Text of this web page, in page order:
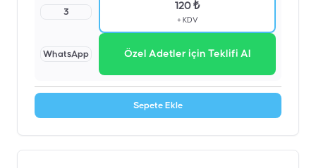
3
120 ₺
+ KDV
WhatsApp Özel Adetler için Teklifi Al
Sepete Ekle